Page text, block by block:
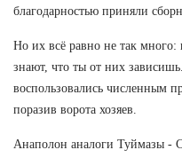
благодарностью приняли
Но их всё равно не так
знают, что ты от них
воспользовались численным
поразив ворота хозяев.
Анаполон аналоги Туймазы -